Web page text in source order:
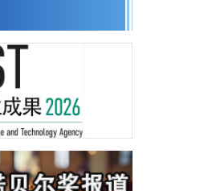
应对AI的不可控性——中
访
持土壤健康应采取哪些
与强化的具体对策
氢键网络的温度预测新
信息中高精度解读
“将人生交给AI”保持危机
晋教授专访
内“游击手”小胶质细胞包